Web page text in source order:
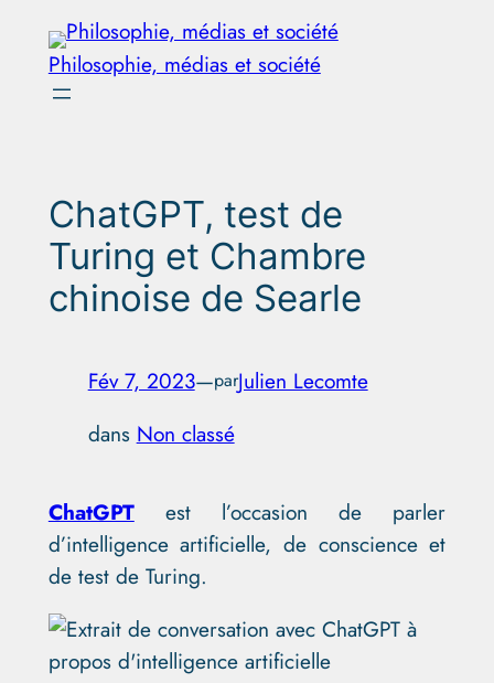
Aller
contenu
Philosophie, médias et société
ChatGPT, test de
Turing et Chambre
chinoise de Searle
Fév 7, 2023—parJulien Lecomte
dans Non classé
ChatGPTest l’occasion de parler
d’intelligence artificielle, de conscience et
de test de Turing.